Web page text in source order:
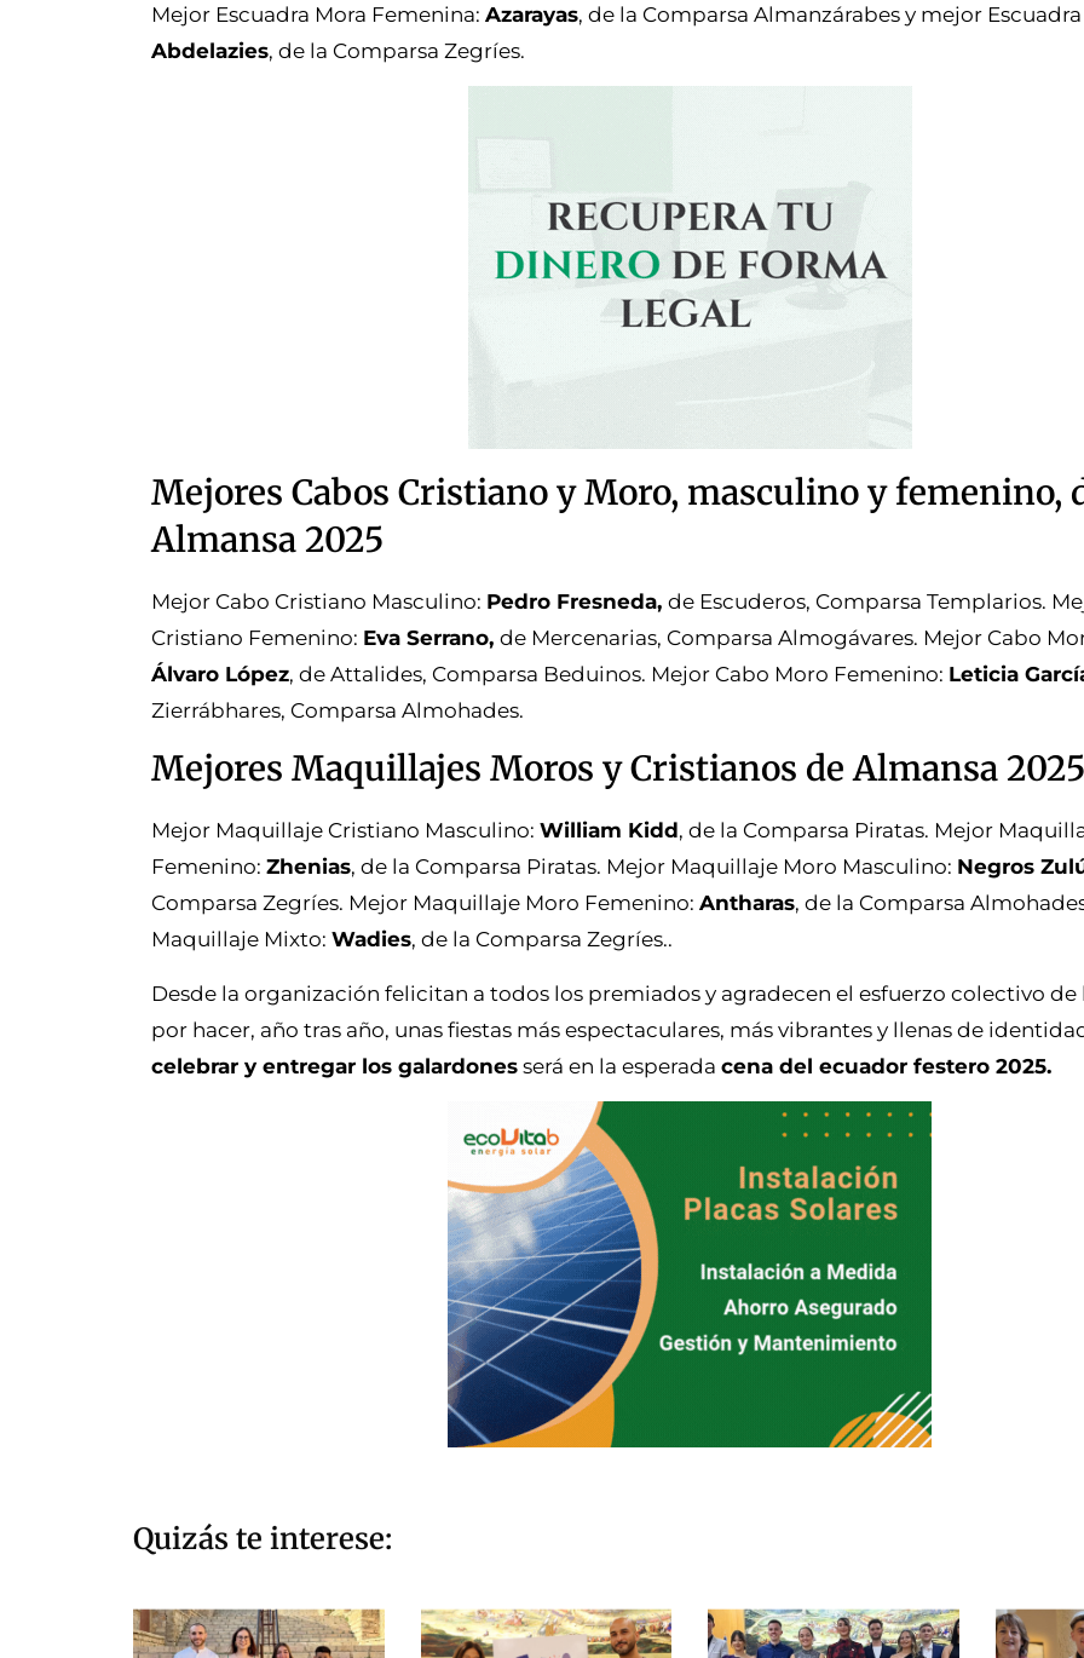
Mejor Escuadra Mora Femenina: Azarayas, de la Comparsa Almanzárabes y mejor
Abdelazies, de la Comparsa Zegríes.
Mejores Cabos Cristiano y Moro, masculino y femenino,
Almansa 2025
Mejor Cabo Cristiano Masculino: Pedro Fresneda, de Escuderos, Comparsa Templarios.
Cristiano Femenino: Eva Serrano, de Mercenarias, Comparsa Almogávares. Mejor Cabo
Álvaro López, de Attalides, Comparsa Beduinos. Mejor Cabo Moro Femenino: Leticia
Zierrábhares, Comparsa Almohades.
Mejores Maquillajes Moros y Cristianos de Almansa 2025
Mejor Maquillaje Cristiano Masculino: William Kidd, de la Comparsa Piratas. Mejor
Femenino: Zhenias, de la Comparsa Piratas. Mejor Maquillaje Moro Masculino: Negros
Comparsa Zegríes. Mejor Maquillaje Moro Femenino: Antharas, de la Comparsa
Maquillaje Mixto: Wadies, de la Comparsa Zegríes..
Desde la organización felicitan a todos los premiados y agradecen el esfuerzo colectivo de
por hacer, año tras año, unas fiestas más espectaculares, más vibrantes y llenas de
celebrar y entregar los galardones será en la esperada cena del ecuador festero 2025.
Quizás te interese: